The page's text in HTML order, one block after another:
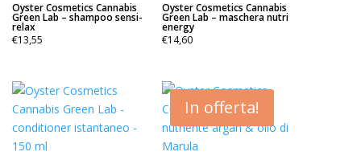
Oyster Cosmetics Cannabis
Green Lab – shampoo sensi-
relax
€13,55
Oyster Cosmetics Cannabis
Green Lab – maschera nutri
energy
€14,60
In offerta!